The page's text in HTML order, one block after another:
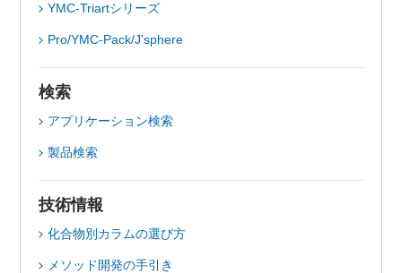
YMC-Triartシリーズ
Pro/YMC-Pack/J'sphere
検索
アプリケーション検索
製品検索
技術情報
化合物別カラムの選び方
メソッド開発の手引き